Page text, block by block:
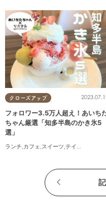
クローズアップ
フォロワー3.5万人超え！あいち
ちゃん厳選「知多半島のかき氷5
選」
ランチ,カフェ,スイーツ,テイクアウト